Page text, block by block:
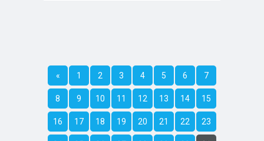
« 1 2 3 4 5 6 7
8 9 10 11 12 13 14 15
16 17 18 19 20 21 22 23